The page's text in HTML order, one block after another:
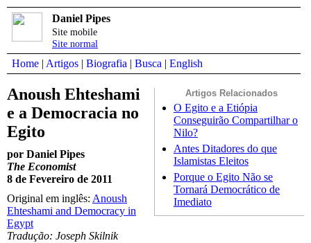
Daniel Pipes
Site mobile
Site normal
Home | Artigos | Biografia | Busca | English
Artigos Relacionados
O Egito e a Etiópia
Conseguirão Compartilhar o
Nilo?
Antes Ditadores do que
Islamistas Eleitos
Porque o Egito Não se
Tornará Democrático de
Imediato
Anoush Ehteshami
e a Democracia no
Egito
por Daniel Pipes
The Economist
8 de Fevereiro de 2011
Original em inglês: Anoush
Ehteshami and Democracy in
Egypt
Tradução: Joseph Skilnik